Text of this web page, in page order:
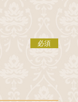
必須